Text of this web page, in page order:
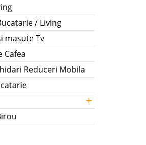
/ Living
masute Tv
Cafea
Reduceri Mobila
+